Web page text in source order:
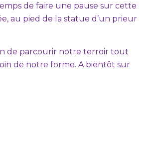
de faire une pause sur cette
au pied de la statue d’un prieur
de parcourir notre terroir tout
de notre forme. A bientôt sur